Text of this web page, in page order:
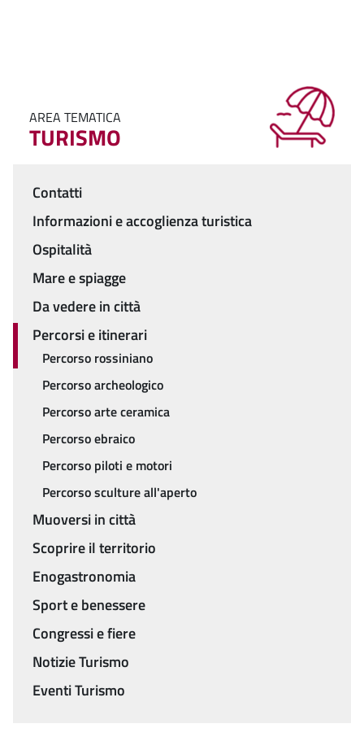
AREA TEMATICA
TURISMO
Menu
Contatti
Informazioni e accoglienza turistica
Ospitalità
Mare e spiagge
Da vedere in città
Percorsi e itinerari
Percorso rossiniano
Percorso archeologico
Percorso arte ceramica
Percorso ebraico
Percorso piloti e motori
Percorso sculture all'aperto
Muoversi in città
Scoprire il territorio
Enogastronomia
Sport e benessere
Congressi e fiere
Notizie Turismo
Eventi Turismo